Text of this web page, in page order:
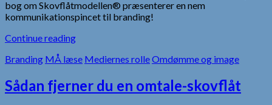
bog om Skovflåtmodellen® præsenterer en nem
kommunikationspincet til branding!
Continue reading
Branding MÅ læse Mediernes rolleOmdømme og image
Sådan fjerner du en omtale-skovflåt